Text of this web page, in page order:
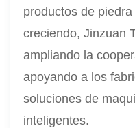
productos de
creciendo, Jinzuan
ampliando la
apoyando a los
soluciones de
inteligentes.